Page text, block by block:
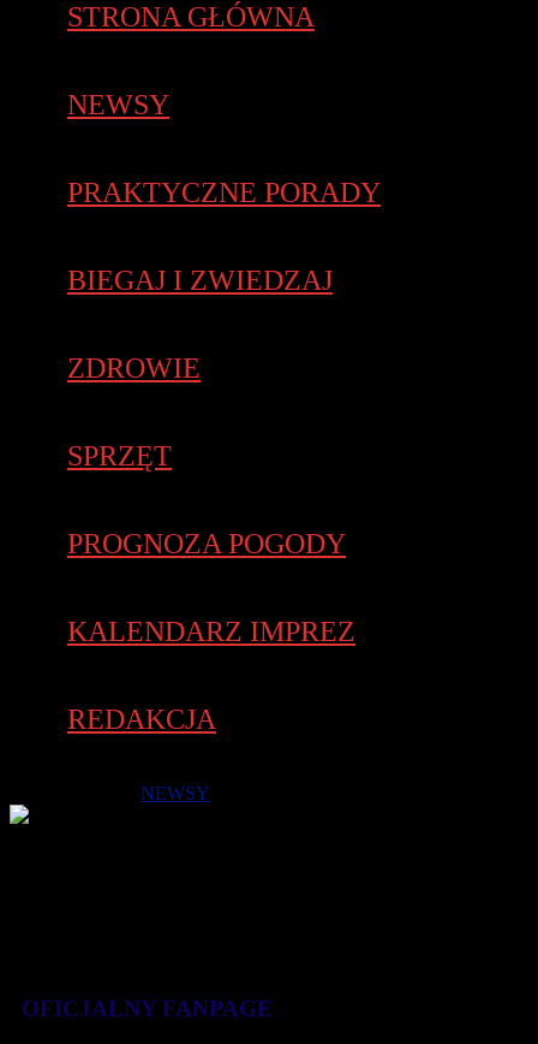
STRONA GŁÓWNA
NEWSY
PRAKTYCZNE PORADY
BIEGAJ I ZWIEDZAJ
ZDROWIE
SPRZĘT
PROGNOZA POGODY
KALENDARZ IMPREZ
REDAKCJA
NEWSY
OFICJALNY FANPAGE